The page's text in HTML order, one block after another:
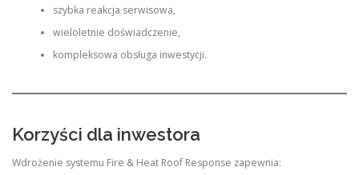
szybka reakcja serwisowa,
wieloletnie doświadczenie,
kompleksowa obsługa inwestycji.
Korzyści dla inwestora
Wdrożenie systemu Fire & Heat Roof Response zapewnia: